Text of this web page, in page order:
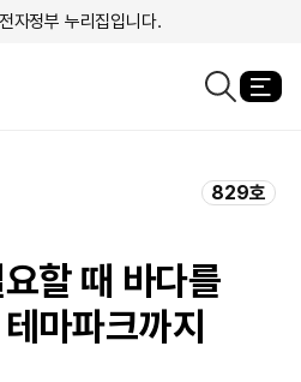
자정부 누리집입니다.
829호
할 때 바다를
마파크까지